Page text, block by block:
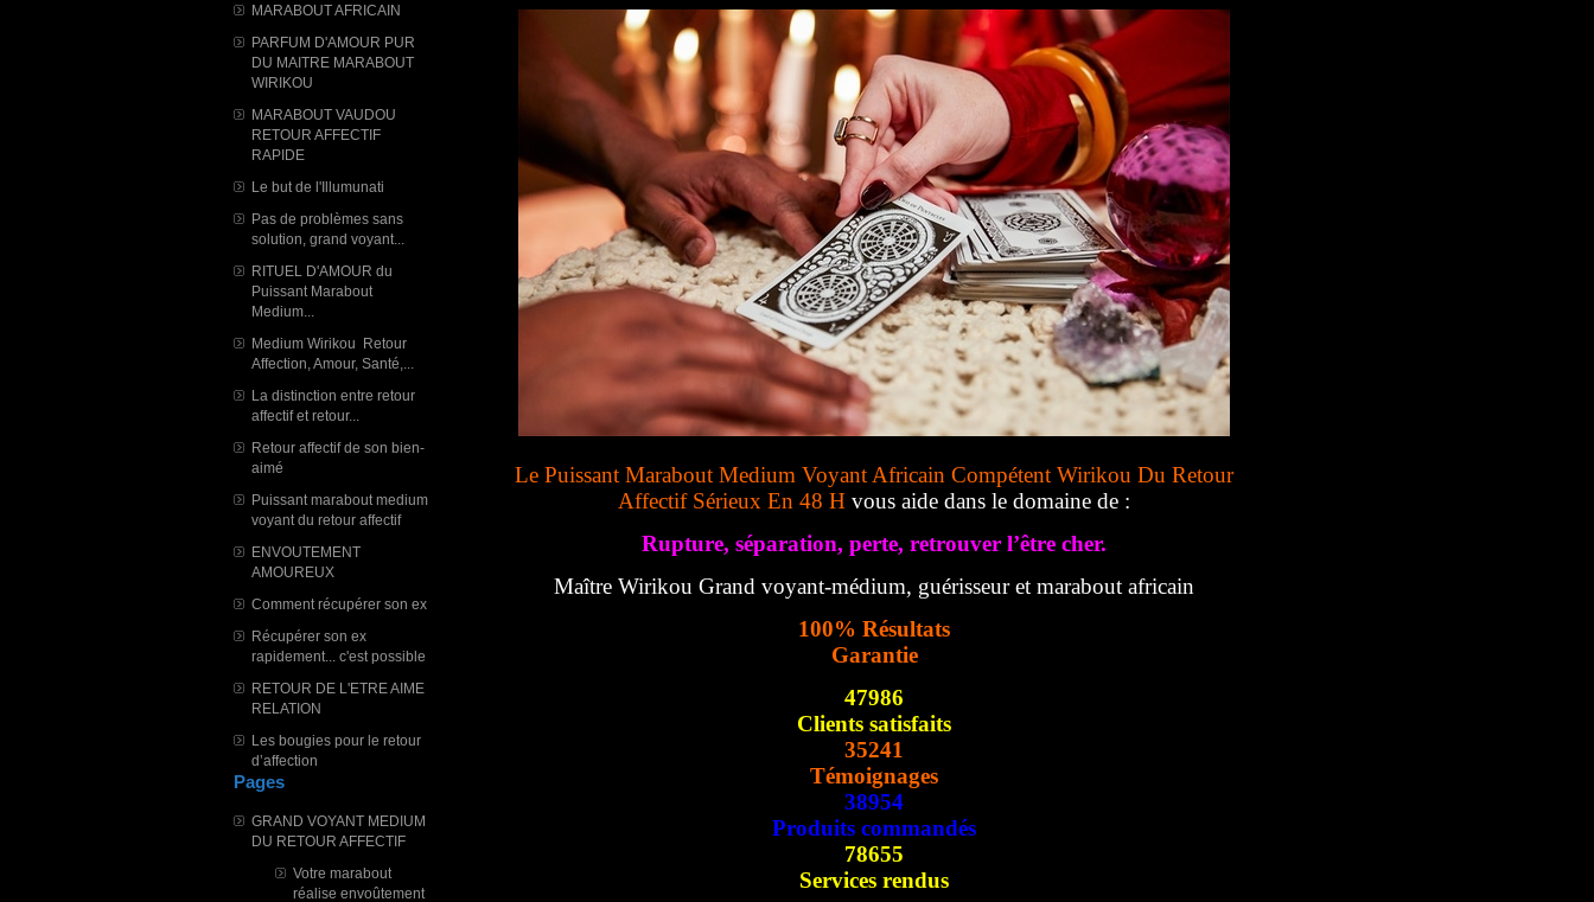
MARABOUT AFRICAIN
PARFUM D'AMOUR PUR
DU MAITRE MARABOUT
WIRIKOU
MARABOUT VAUDOU
RETOUR AFFECTIF
RAPIDE
Le but de l'Illumunati
Pas de problèmes sans
solution, grand voyant...
RITUEL D'AMOUR du
Puissant Marabout
Medium...
Medium Wirikou Retour
Affection, Amour, Santé,...
La distinction entre retour
affectif et retour...
Retour affectif de son bien-
aimé
Puissant marabout medium
voyant du retour affectif
ENVOUTEMENT
AMOUREUX
Comment récupérer son ex
Récupérer son ex
rapidement... c'est possible
RETOUR DE L'ETRE AIME
RELATION
Les bougies pour le retour
d’affection
Pages
GRAND VOYANT MEDIUM
DU RETOUR AFFECTIF
Votre marabout
réalise envoûtement
Le Puissant Marabout Medium Voyant Africain Compétent Wirikou Du Retour
Affectif Sérieux En 48 H vous aide dans le domaine de :
Rupture, séparation, perte, retrouver l’être cher.
Maître Wirikou Grand voyant-médium, guérisseur et marabout africain
100% Résultats
Garantie
47986
Clients satisfaits
35241
Témoignages
38954
Produits commandés
78655
Services rendus